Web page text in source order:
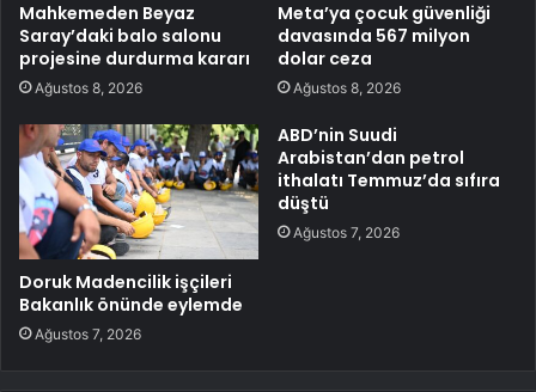
Mahkemeden Beyaz
Saray’daki balo salonu
projesine durdurma kararı
Ağustos 8, 2026
Meta’ya çocuk güvenliği
davasında 567 milyon
dolar ceza
Ağustos 8, 2026
Doruk Madencilik işçileri
Bakanlık önünde eylemde
Ağustos 7, 2026
ABD’nin Suudi
Arabistan’dan petrol
ithalatı Temmuz’da sıfıra
düştü
Ağustos 7, 2026